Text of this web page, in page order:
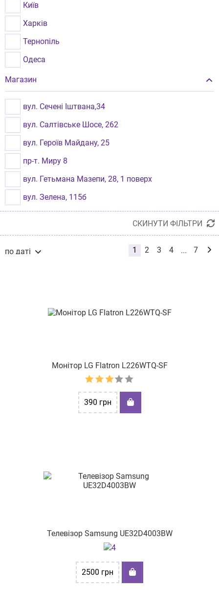
Київ
Харків
Тернопіль
Одеса
Хмельницький
Львів
Рівне
Бровари
Миколаїв
Чернівці
Луцьк
Магазин
вул. Сечені Іштвана,34
вул. Салтівське Шосе, 262
вул. Героїв Майдану, 25
пр-т. Миру 8
вул. Гетьмана Мазепи, 28, 1 поверх
вул. Зелена, 115б
вул. Хмельницьке шосе, буд.107
пр-т Оболонський, буд. 40
вул. Хлібна 16
пр-т. Героїв Харкова, 214/2
вул. Небесної Сотні, буд. 9
вул. Олександра Архипенка, 4
пр-т. Богоявленський,330
пр-т. Петра Григоренка 5
вул. Шевченка, буд.52
проспект Науки 17/15
СКИНУТИ ФІЛЬТРИ
по даті
1 2 3 4 ... 7
Монітор LG Flatron L226WTQ-SF
390 грн
Телевізор Samsung UE32D4003BW
2500 грн